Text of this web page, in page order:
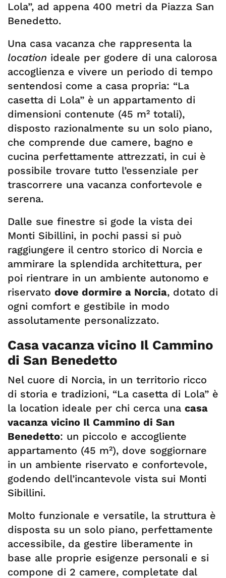
Lola”, ad appena 400 metri da Piazza San
Benedetto.
Una casa vacanza che rappresenta la
location ideale per godere di una calorosa
accoglienza e vivere un periodo di tempo
sentendosi come a casa propria: “La
casetta di Lola” è un appartamento di
dimensioni contenute (45 m² totali),
disposto razionalmente su un solo piano,
che comprende due camere, bagno e
cucina perfettamente attrezzati, in cui è
possibile trovare tutto l’essenziale per
trascorrere una vacanza confortevole e
serena.
Dalle sue finestre si gode la vista dei
Monti Sibillini, in pochi passi si può
raggiungere il centro storico di Norcia e
ammirare la splendida architettura, per
poi rientrare in un ambiente autonomo e
riservato dove dormire a Norcia, dotato di
ogni comfort e gestibile in modo
assolutamente personalizzato.
Casa vacanza vicino Il Cammino
di San Benedetto
Nel cuore di Norcia, in un territorio ricco
di storia e tradizioni, “La casetta di Lola” è
la location ideale per chi cerca una casa
vacanza vicino Il Cammino di San
Benedetto: un piccolo e accogliente
appartamento (45 m²), dove soggiornare
in un ambiente riservato e confortevole,
godendo dell’incantevole vista sui Monti
Sibillini.
Molto funzionale e versatile, la struttura è
disposta su un solo piano, perfettamente
accessibile, da gestire liberamente in
base alle proprie esigenze personali e si
compone di 2 camere, completate dal